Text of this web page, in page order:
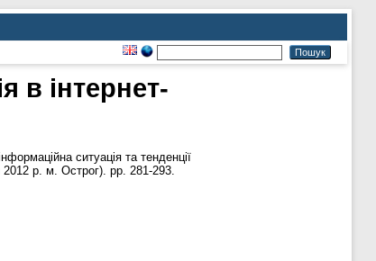
в інтернет-
ситуація та тенденції
2012 р. м. Острог). pp. 281-293.